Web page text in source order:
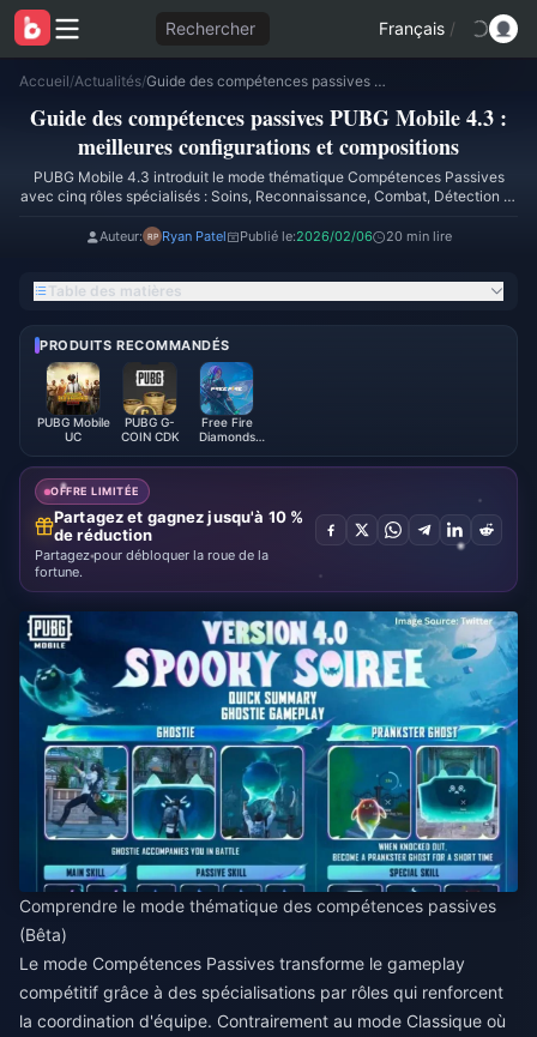
Rechercher Français /
Accueil/Actualités/ Guide des compétences passives PUBG Mobile 4.3 : meilleures configurations et compositions
Guide des compétences passives PUBG Mobile 4.3 :
meilleures configurations et compositions
PUBG Mobile 4.3 introduit le mode thématique Compétences Passives
avec cinq rôles spécialisés : Soins, Reconnaissance, Combat, Détection et
spécialistes du combat, un éclaireur. Compétences sélectionnées dans le
officielle prévue fin mars/début avril 2026.
Auteur: Ryan Patel Publié le:2026/02/06 20 min lire
Table des matières
PRODUITS RECOMMANDÉS
PUBG Mobile
UC
PUBG G-
COIN CDK
Free Fire
Diamonds
OFFRE LIMITÉE
Partagez et gagnez jusqu'à 10 %
de réduction
Partagez pour débloquer la roue de la
fortune.
Comprendre le mode thématique des compétences passives
(Bêta)
Le mode Compétences Passives transforme le gameplay
compétitif grâce à des spécialisations par rôles qui renforcent
la coordination d'équipe. Contrairement au mode Classique où